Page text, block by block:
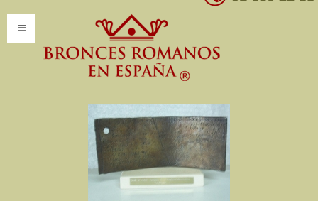
INFORMACIÓN
Introducción
Presentación